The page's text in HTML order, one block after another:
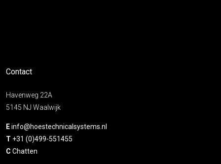
Contact
Havenweg 22A
5145 NJ Waalwijk
Einfo@hoestechnicalsystems.nl
T +31 (0)499-551455
C Chatten